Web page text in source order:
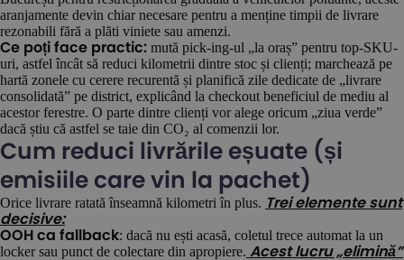
aranjamente devin chiar necesare pentru a menține timpii de livrare
rezonabili fără a plăti viniete sau amenzi.
Ce poți face practic: mută pick-ing-ul „la oraș” pentru top-SKU-
uri, astfel încât să reduci kilometrii dintre stoc și clienți; marchează pe
hartă zonele cu cerere recurentă și planifică zile dedicate de „livrare
consolidată” pe district, explicând la checkout beneficiul de mediu al
acestor ferestre. O parte dintre clienți vor alege oricum „ziua verde”
dacă știu că astfel se taie din CO₂ al comenzii lor.
Cum reduci livrările eșuate (și
emisiile care vin la pachet)
Orice livrare ratată înseamnă kilometri în plus. Trei elemente sunt
decisive:
OOH ca fallback: dacă nu ești acasă, coletul trece automat la un
locker sau punct de colectare din apropiere. Acest lucru „elimină”